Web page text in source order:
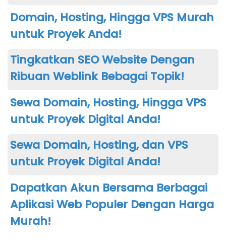
Domain, Hosting, Hingga VPS Murah
untuk Proyek Anda!
Tingkatkan SEO Website Dengan
Ribuan Weblink Bebagai Topik!
Sewa Domain, Hosting, Hingga VPS
untuk Proyek Digital Anda!
Sewa Domain, Hosting, dan VPS
untuk Proyek Digital Anda!
Dapatkan Akun Bersama Berbagai
Aplikasi Web Populer Dengan Harga
Murah!